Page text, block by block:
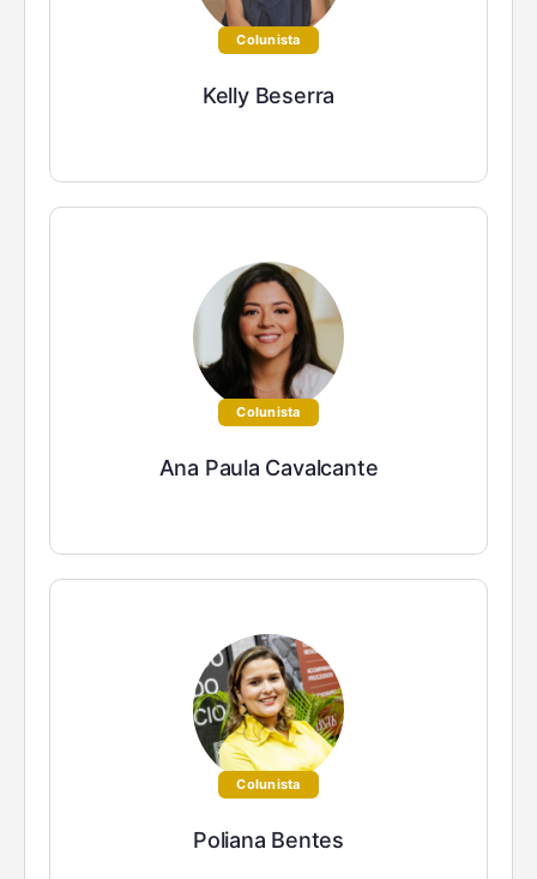
Colunista
Kelly Beserra
Colunista
Ana Paula Cavalcante
Colunista
Poliana Bentes